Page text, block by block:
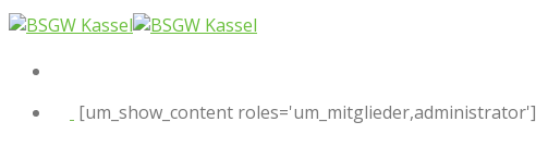
Skip
content
[um_show_content roles='um_mitglieder,administrator']